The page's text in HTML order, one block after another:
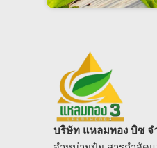
บริษัท แหลมทอง บิซ จ